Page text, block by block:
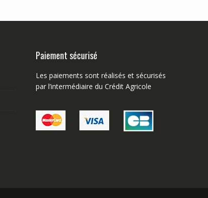
Paiement sécurisé
Les paiements sont réalisés et sécurisés
par l’intermédiaire du Crédit Agricole